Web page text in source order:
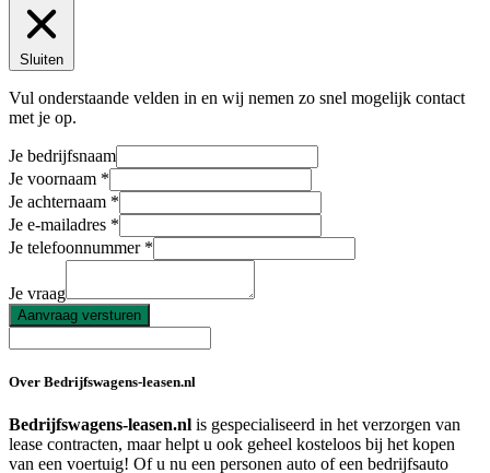
Sluiten
Vul onderstaande velden in en wij nemen zo snel mogelijk contact
met je op.
Je bedrijfsnaam
Je voornaam
Je achternaam
Je e-mailadres
Je telefoonnummer
Je vraag
Aanvraag versturen
Over Bedrijfswagens-leasen.nl
Bedrijfswagens-leasen.nl is gespecialiseerd in het verzorgen van
lease contracten, maar helpt u ook geheel kosteloos bij het kopen
van een voertuig! Of u nu een personen auto of een bedrijfsauto